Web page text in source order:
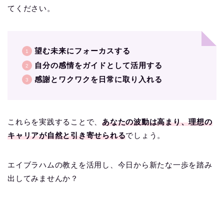
てください。
望む未来にフォーカスする
自分の感情をガイドとして活用する
感謝とワクワクを日常に取り入れる
これらを実践することで、あなたの波動は高まり、理想の
キャリアが自然と引き寄せられるでしょう。
エイブラハムの教えを活用し、今日から新たな一歩を踏み
出してみませんか？